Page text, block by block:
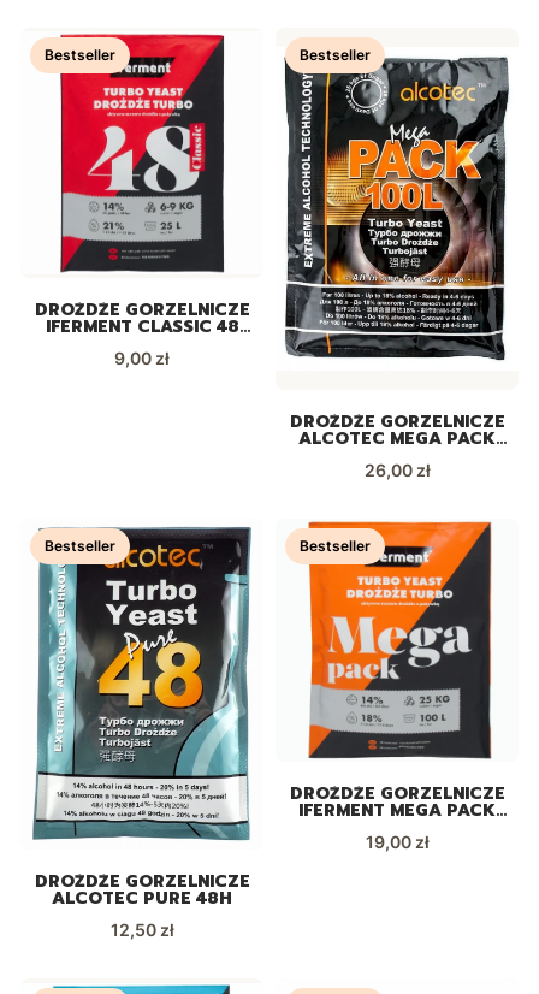
Bestseller
DROŻDŻE GORZELNICZE
IFERMENT CLASSIC 48
Cena
9,00 zł
Bestseller
DROŻDŻE GORZELNICZE
ALCOTEC MEGA PACK
Cena
26,00 zł
Bestseller
DROŻDŻE GORZELNICZE
ALCOTEC PURE 48H
Cena
12,50 zł
Bestseller
DROŻDŻE GORZELNICZE
IFERMENT MEGA PACK
Cena
19,00 zł